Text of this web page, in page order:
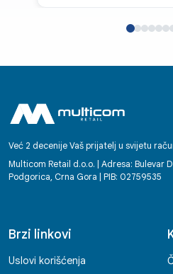
slobodno reći, parira
Bilo da se radi o podršci,
tehničkoj pomoći, radnici
ostavljaju dojam
možete osloniti. Svako
Već 2 decenije Vaš prijatelj u svijetu
Multicom Retail d.o.o. | Adresa: Bulevar
Podgorica, Crna Gora | PIB: 02759535
Brzi linkovi
Uslovi korišćenja